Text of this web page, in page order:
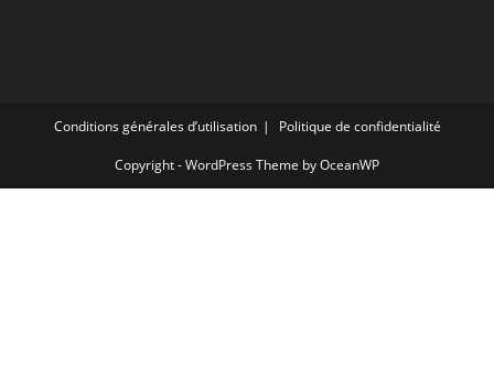
Conditions générales d’utilisation Politique de confidentialité
Copyright - WordPress Theme by OceanWP